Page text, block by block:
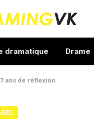
dramatique Drame
7 ans de réflexion